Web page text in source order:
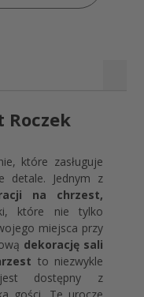
Roczek
które zasługuje
detale. Jednym z
na chrzest,
które nie tylko
miejsca przy
dekorację sali
to niezwykle
dostępny z